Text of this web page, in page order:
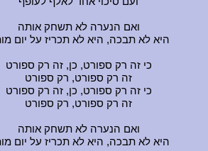
ואם הנערה לא תשחק אותה
היא לא תבכה, היא לא תכריז על יום
כי זה רק ספורט, כן, זה רק ספורט
זה רק ספורט, רק ספורט
כי זה רק ספורט, כן, זה רק ספורט
זה רק ספורט, רק ספורט
ואם הנערה לא תשחק אותה
היא לא תבכה, היא לא תכריז על יום